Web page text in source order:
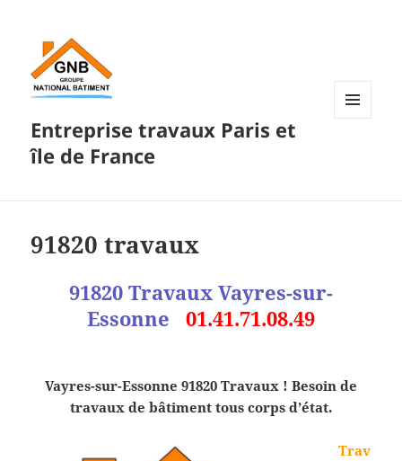
Entreprise travaux Paris et
île de France
91820 travaux
91820 Travaux Vayres-sur-
Essonne 01.41.71.08.49
Vayres-sur-Essonne 91820 Travaux ! Besoin de
travaux de bâtiment tous corps d’état.
Trav